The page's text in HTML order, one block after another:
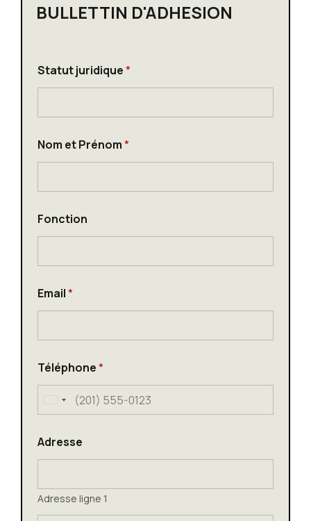
BULLETTIN D'ADHESION
Statut juridique*
Nom et Prénom*
Fonction
Email*
Téléphone*
i
t
d
Adresse
Adresse ligne 1